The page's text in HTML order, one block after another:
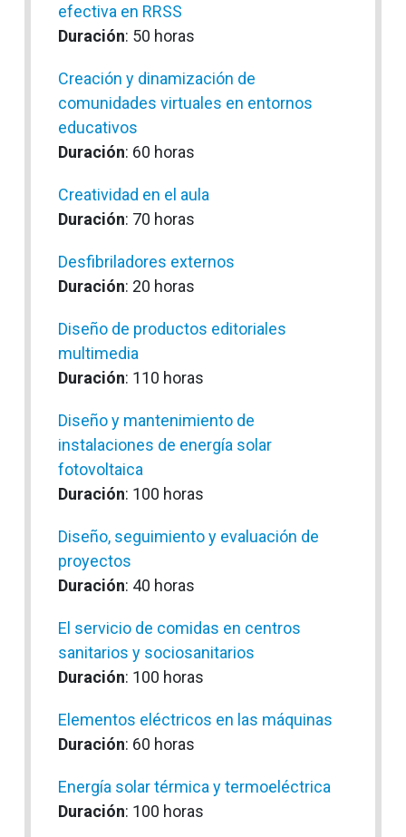
efectiva en RRSS
Duración: 50 horas
Creación y dinamización de
comunidades virtuales en entornos
educativos
Duración: 60 horas
Creatividad en el aula
Duración: 70 horas
Desfibriladores externos
Duración: 20 horas
Diseño de productos editoriales
multimedia
Duración: 110 horas
Diseño y mantenimiento de
instalaciones de energía solar
fotovoltaica
Duración: 100 horas
Diseño, seguimiento y evaluación de
proyectos
Duración: 40 horas
El servicio de comidas en centros
sanitarios y sociosanitarios
Duración: 100 horas
Elementos eléctricos en las máquinas
Duración: 60 horas
Energía solar térmica y termoeléctrica
Duración: 100 horas